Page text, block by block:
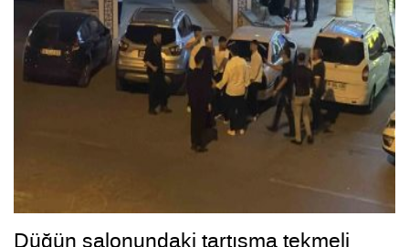
Düğün salonundaki tartışma tekmeli